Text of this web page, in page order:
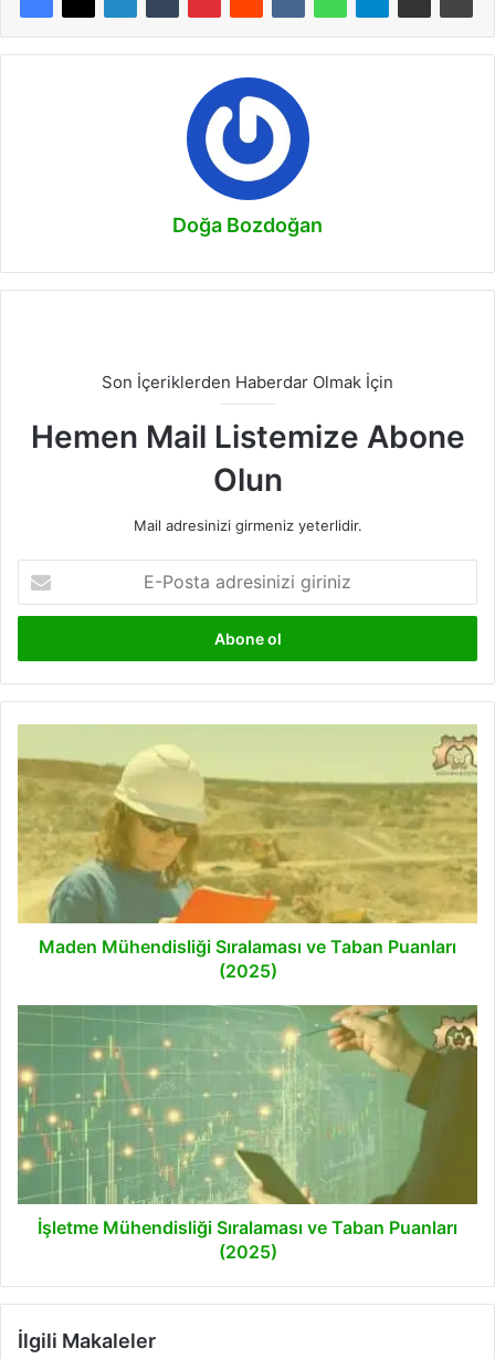
Doğa Bozdoğan
Son İçeriklerden Haberdar Olmak İçin
Hemen Mail Listemize Abone
Olun
Mail adresinizi girmeniz yeterlidir.
Posta
adresinizi
Mühendisliği
Sıralaması
ve
Taban
Puanları
(2025)
Maden Mühendisliği Sıralaması ve Taban Puanları
(2025)
İşletme
Mühendisliği
Sıralaması
ve
Taban
Puanları
(2025)
İşletme Mühendisliği Sıralaması ve Taban Puanları
(2025)
İlgili Makaleler